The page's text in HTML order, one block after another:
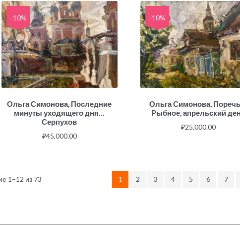
-10%
Ольга Симонова, Последние
минуты уходящего дня…
Серпухов
₽45,000.00
-10%
Ольга Симонова,
Рыбное, апрельский
₽25,000.00
1–12 из 73 1 2 3 4 5 6 7